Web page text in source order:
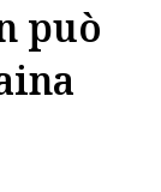
può